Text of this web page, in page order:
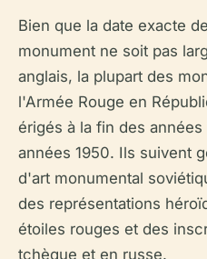
Bien que la date exacte
monument ne soit pas
anglais, la plupart des
l'Armée Rouge en
érigés à la fin des
années 1950. Ils suivent
d'art monumental
des représentations
étoiles rouges et des
tchèque et en russe.